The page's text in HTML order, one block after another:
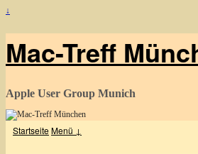
↓
Mac-Treff
Apple User Group Munich
StartseiteMenü ↓